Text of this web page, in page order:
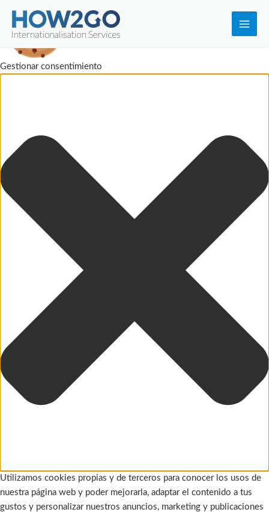
Gestionar consentimiento
Utilizamos cookies propias y de terceros para conocer los usos de
nuestra página web y poder mejorarla, adaptar el contenido a tus
gustos y personalizar nuestros anuncios, marketing y publicaciones
Main